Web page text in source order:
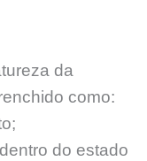
da
como:
do estado